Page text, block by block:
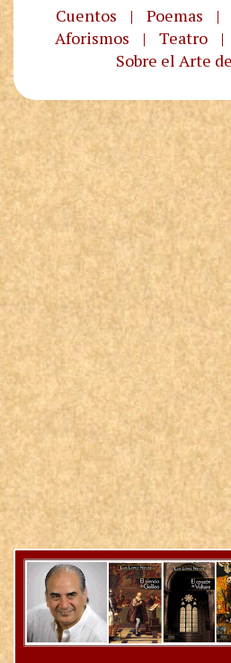
Cuentos | Poemas |
Aforismos
| Teatro |
Sobre el Arte